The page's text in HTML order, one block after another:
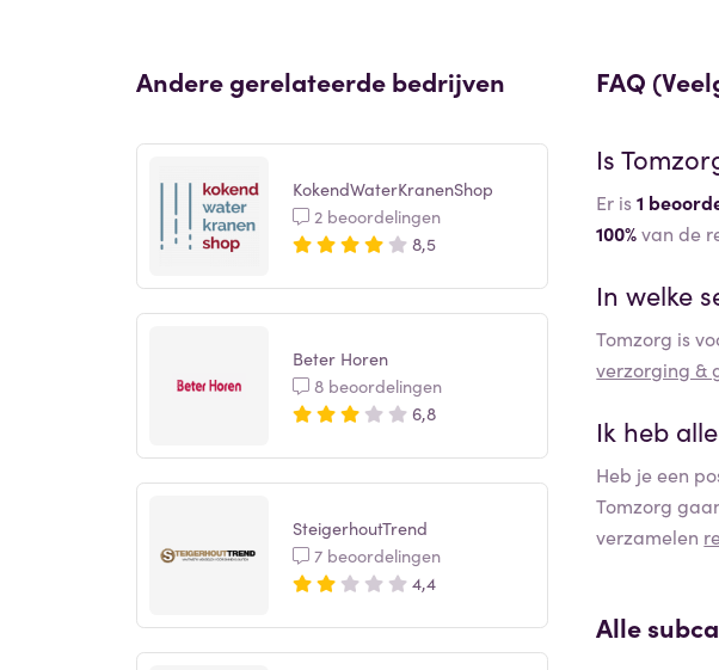
Andere gerelateerde bedrijven
KokendWaterKranenShop
2 beoordelingen
8,5
Beter Horen
8 beoordelingen
6,8
SteigerhoutTrend
7 beoordelingen
4,4
FAQ
Is
Er is1
100%van de
In welke
Tomzorg is
verzorging &
Ik heb
Heb je een
Tomzorg
verzamelen
Alle